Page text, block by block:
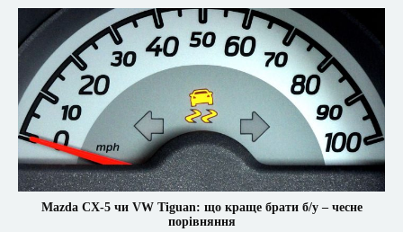
Mazda CX-5 чи VW Tiguan: що краще брати б/у – чесне
порівняння